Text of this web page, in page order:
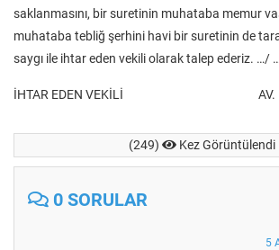
saklanmasını, bir suretinin muhataba memur
muhataba tebliğ şerhini havi bir suretinin de
saygı ile ihtar eden vekili olarak talep ederiz. …/
İHTAR EDEN VEKİLİ AV. İLKAY
(249) Kez Görüntülendi
0 SORULAR
5